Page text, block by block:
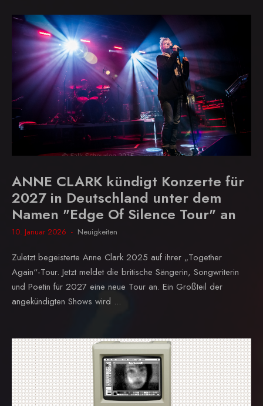
ANNE CLARK kündigt Konzerte für
2027 in Deutschland unter dem
Namen "Edge Of Silence Tour" an
10. Januar 2026 Neuigkeiten
Zuletzt begeisterte Anne Clark 2025 auf ihrer „Together
Again“-Tour. Jetzt meldet die britische Sängerin, Songwriterin
und Poetin für 2027 eine neue Tour an. Ein Großteil der
angekündigten Shows wird ...